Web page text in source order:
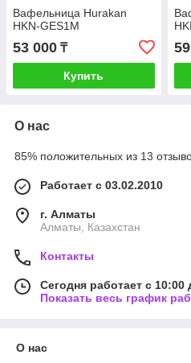
Вафельница Hurakan
HKN-GES1M
53 000 ₸
Купить
О нас
85% положительных из 13
Работает с 03.02.2010
г. Алматы
Алматы, Казахстан
Контакты
Сегодня работает с 10:00
Показать весь график
О нас